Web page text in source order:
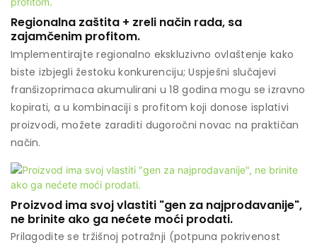
Regionalna zaštita + zreli način rada, sa
zajamčenim profitom.
Implementirajte regionalno ekskluzivno ovlaštenje kako
biste izbjegli žestoku konkurenciju; Uspješni slučajevi
franšizoprimaca akumulirani u 18 godina mogu se izravno
kopirati, a u kombinaciji s profitom koji donose isplativi
proizvodi, možete zaraditi dugoročni novac na praktičan
način.
Proizvod ima svoj vlastiti "gen za najprodavanije",
ne brinite ako ga nećete moći prodati.
Prilagodite se tržišnoj potražnji (potpuna pokrivenost